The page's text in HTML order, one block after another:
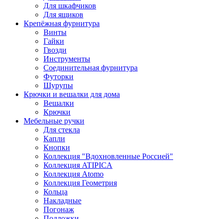
Для шкафчиков
Для ящиков
Крепёжная фурнитура
Винты
Гайки
Гвозди
Инструменты
Соединительная фурнитура
Футорки
Шурупы
Крючки и вешалки для дома
Вешалки
Крючки
Мебельные ручки
Для стекла
Капли
Кнопки
Коллекция "Вдохновленные Россией"
Коллекция ATIPICA
Коллекция Atomo
Коллекция Геометрия
Кольца
Накладные
Погонаж